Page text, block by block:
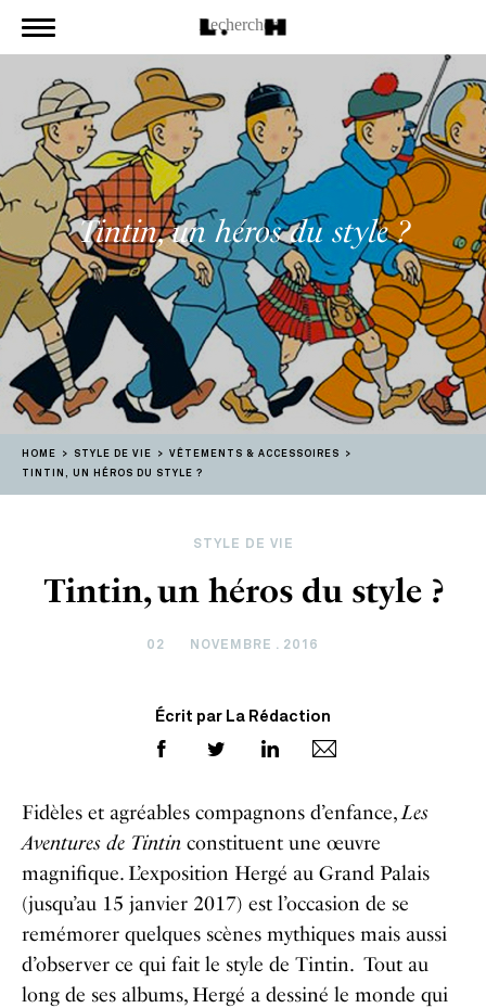
Tintin, un héros du style ?
HOME STYLE DE VIE
VÊTEMENTS & ACCESSOIRES
TINTIN, UN HÉROS DU STYLE ?
STYLE DE VIE
Tintin, un héros du style ?
02 NOVEMBRE . 2016
Écrit par La Rédaction
Fidèles et agréables compagnons d’enfance,Les
Aventures de Tintin constituent une œuvre
magnifique. L’exposition Hergé au Grand Palais
(jusqu’au 15 janvier 2017) est l’occasion de se
remémorer quelques scènes mythiques mais aussi
d’observer ce qui fait le style de Tintin. Tout au
long de ses albums, Hergé a dessiné le monde qui